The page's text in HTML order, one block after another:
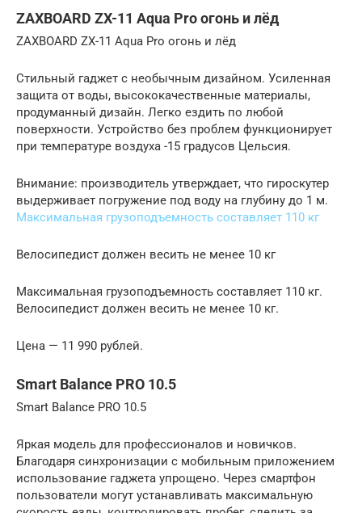
ZAXBOARD ZX-11 Aqua Pro огонь и лёд
ZAXBOARD ZX-11 Aqua Pro огонь и лёд
Стильный гаджет с необычным дизайном. Усиленная
защита от воды, высококачественные материалы,
продуманный дизайн. Легко ездить по любой
поверхности. Устройство без проблем функционирует
при температуре воздуха -15 градусов Цельсия.
Внимание: производитель утверждает, что гироскутер
выдерживает погружение под воду на глубину до 1 м.
Максимальная грузоподъемность составляет 110 кг
Велосипедист должен весить не менее 10 кг
Максимальная грузоподъемность составляет 110 кг.
Велосипедист должен весить не менее 10 кг.
Цена — 11 990 рублей.
Smart Balance PRO 10.5
Smart Balance PRO 10.5
Яркая модель для профессионалов и новичков.
Благодаря синхронизации с мобильным приложением
использование гаджета упрощено. Через смартфон
пользователи могут устанавливать максимальную